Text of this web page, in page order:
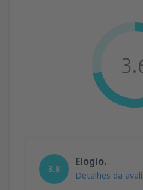
3.8
Elogio.
Detalhes da